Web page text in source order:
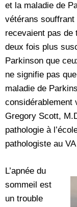
et la maladie de
vétérans souffrant
recevaient pas de
deux fois plus
Parkinson que
ne signifie pas
maladie de
considérablement
Gregory Scott,
pathologie à
pathologiste au
L’apnée du
sommeil est
un trouble